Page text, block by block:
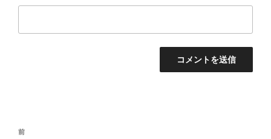
投
前
前